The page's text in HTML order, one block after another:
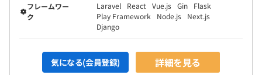
フレームワー
ク
Laravel React Vue.js Gin
Flask
Play Framework
Node.js
Next.js
Django
気になる(会員登録) 詳細を見る